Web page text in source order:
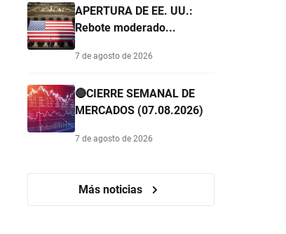
APERTURA DE EE. UU.:
Rebote moderado...
7 de agosto de 2026
🔴CIERRE SEMANAL DE
MERCADOS (07.08.2026)
7 de agosto de 2026
Más noticias